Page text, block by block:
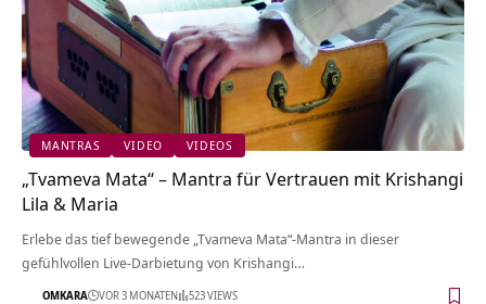
MANTRAS VIDEO VIDEOS
„Tvameva Mata“ – Mantra für Vertrauen mit Krishangi
Lila & Maria
Erlebe das tief bewegende „Tvameva Mata“-Mantra in dieser
gefühlvollen Live-Darbietung von Krishangi…
OMKARA VOR 3 MONATEN 523 VIEWS